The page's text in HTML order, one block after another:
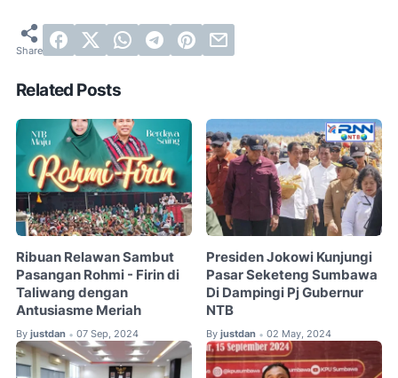
Related Posts
Ribuan Relawan Sambut
Pasangan Rohmi - Firin di
Taliwang dengan
Antusiasme Meriah
By justdan • 07 Sep, 2024
Presiden Jokowi Kunjungi
Pasar Seketeng Sumbawa
Di Dampingi Pj Gubernur
NTB
By justdan • 02 May, 2024